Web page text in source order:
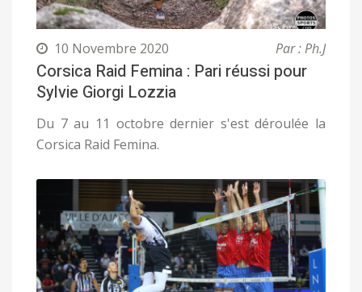
10 Novembre 2020 Par : Ph.J
Corsica Raid Femina : Pari réussi pour
Sylvie Giorgi Lozzia
Du 7 au 11 octobre dernier s'est déroulée la
Corsica Raid Femina.